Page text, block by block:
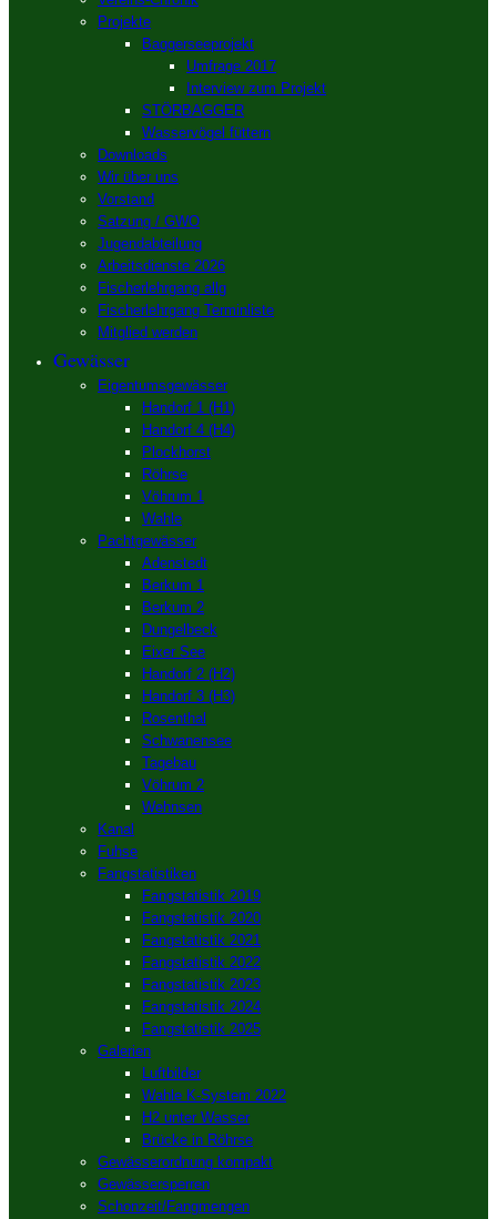
Projekte
Baggerseeprojekt
Umfrage 2017
Interview zum Projekt
STÖRBAGGER
Wasservögel füttern
Downloads
Wir über uns
Vorstand
Satzung / GWO
Jugendabteilung
Arbeitsdienste 2026
Fischerlehrgang allg
Fischerlehrgang Terminliste
Mitglied werden
Gewässer
Eigentumsgewässer
Handorf 1 (H1)
Handorf 4 (H4)
Plockhorst
Röhrse
Vöhrum 1
Wahle
Pachtgewässer
Adenstedt
Berkum 1
Berkum 2
Dungelbeck
Eixer See
Handorf 2 (H2)
Handorf 3 (H3)
Rosenthal
Schwanensee
Tagebau
Vöhrum 2
Wehnsen
Kanal
Fuhse
Fangstatistiken
Fangstatistik 2019
Fangstatistik 2020
Fangstatistik 2021
Fangstatistik 2022
Fangstatistik 2023
Fangstatistik 2024
Fangstatistik 2025
Galerien
Luftbilder
Wahle K-System 2022
H2 unter Wasser
Brücke in Röhrse
Gewässerordnung kompakt
Gewässersperren
Schonzeit/Fangmengen